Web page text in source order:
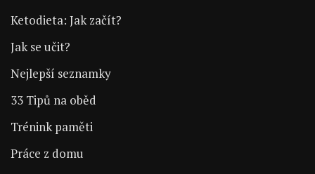
Ketodieta: Jak začít?
Jak se učit?
Nejlepší seznamky
33 Tipů na oběd
Trénink paměti
Práce z domu